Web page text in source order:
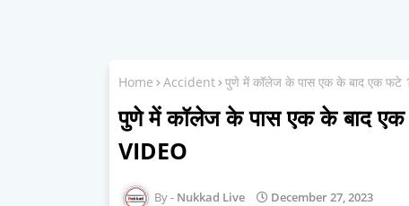
Home Accident पुणे में कॉलेज के पास एक के बाद एक फटे
पुणे में कॉलेज के पास एक के बाद
VIDEO
Nukkad Live December 27, 2023